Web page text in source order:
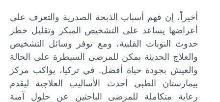
أخيراً، إن فهم أسباب الذبحة الصدرية والتعرف على
أعراضها يساعد على التشخيص المبكر وتقليل خطر
حدوث النوبات القلبية، ومع توفر وسائل التشخيص
والعلاج الحديثة يمكن للمرضى السيطرة على الحالة
والعيش بجودة حياة أفضل. في تركيا، يواكب مركز
بيمارستان الطبي أحدث الأساليب العلاجية ليقدم
رعاية متكاملة للمرضى الباحثين عن حلول آمنة